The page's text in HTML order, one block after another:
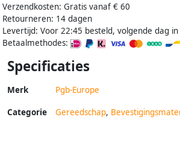
Verzendkosten: Gratis vanaf € 60
Retourneren: 14 dagen
Levertijd: Voor 22:45 besteld, volgende dag in
Betaalmethodes:
Specificaties
Merk Pgb-Europe
Categorie Gereedschap,